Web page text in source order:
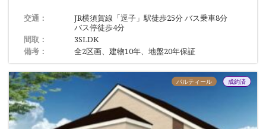
交通：
JR横須賀線「逗子」駅徒歩25分 バス乗車8分
バス停徒歩4分
間取：
3SLDK
備考：
全2区画、建物10年、地盤20年保証
パルティール 成約済